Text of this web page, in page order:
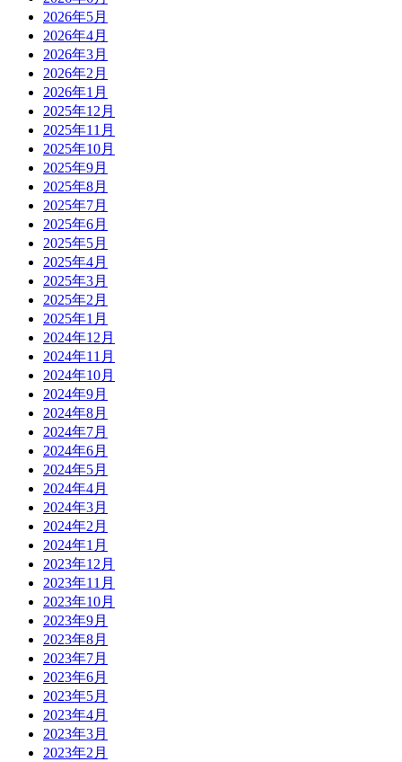
2026年5月
2026年4月
2026年3月
2026年2月
2026年1月
2025年12月
2025年11月
2025年10月
2025年9月
2025年8月
2025年7月
2025年6月
2025年5月
2025年4月
2025年3月
2025年2月
2025年1月
2024年12月
2024年11月
2024年10月
2024年9月
2024年8月
2024年7月
2024年6月
2024年5月
2024年4月
2024年3月
2024年2月
2024年1月
2023年12月
2023年11月
2023年10月
2023年9月
2023年8月
2023年7月
2023年6月
2023年5月
2023年4月
2023年3月
2023年2月